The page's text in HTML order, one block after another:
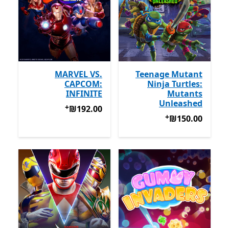
Teenage Mutant
Ninja Turtles:
Mutants
Unleashed
‪₪150.00‬מבצעים על רכישת אפליקציות‪₪150.00‬
+
MARVEL VS.
CAPCOM:
INFINITE
‪₪192.00‬מבצעים על רכישת‪₪192.00‬
+